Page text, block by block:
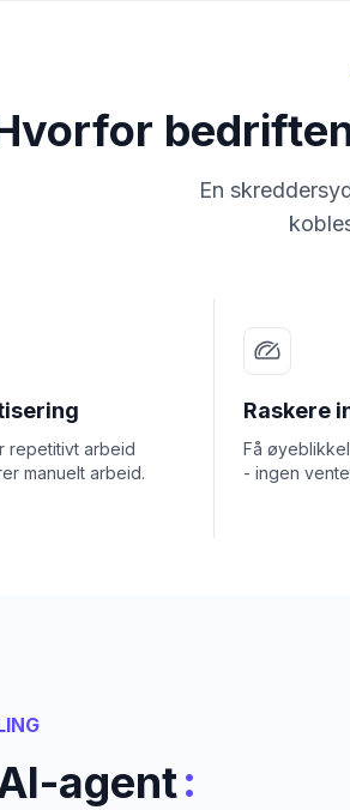
En
repetitivt arbeid
manuelt arbeid.
Raskere
Få
- ingen
agent: